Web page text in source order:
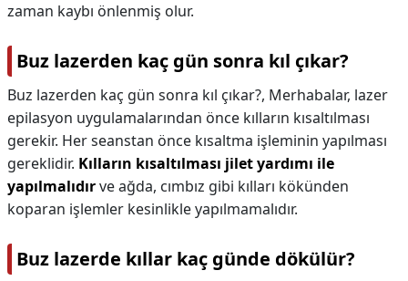
zaman kaybı önlenmiş olur.
Buz lazerden kaç gün sonra kıl çıkar?
Buz lazerden kaç gün sonra kıl çıkar?, Merhabalar, lazer
epilasyon uygulamalarından önce kılların kısaltılması
gerekir. Her seanstan önce kısaltma işleminin yapılması
gereklidir. Kılların kısaltılması jilet yardımı ile
yapılmalıdırve ağda, cımbız gibi kılları kökünden
koparan işlemler kesinlikle yapılmamalıdır.
Buz lazerde kıllar kaç günde dökülür?